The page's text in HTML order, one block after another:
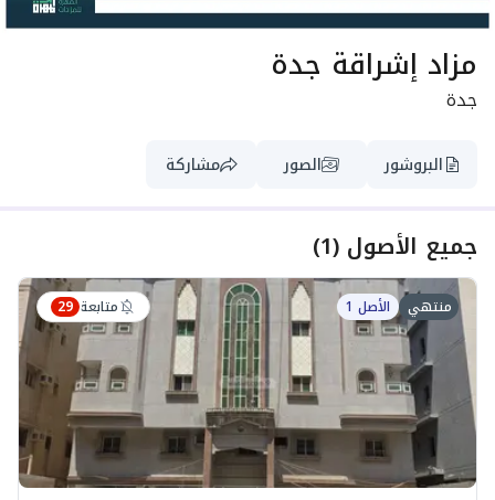
مزاد إشراقة جدة
جدة
البروشور الصور مشاركة
جميع الأصول (
1
)
منتهي الأصل 1 متابعة 29